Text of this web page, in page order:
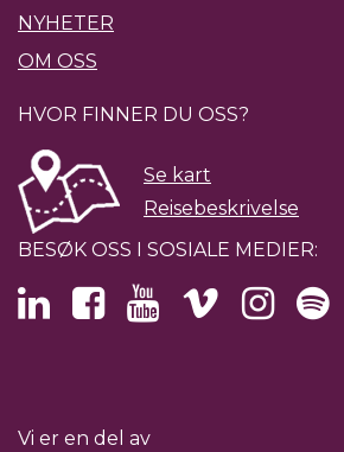
NYHETER
OM OSS
HVOR FINNER DU OSS?
Se kart
Reisebeskrivelse
BESØK OSS I SOSIALE MEDIER:
Vi er en del av